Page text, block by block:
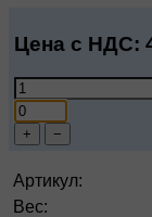
Цена с НДС:
+ −
Артикул:
Вес: